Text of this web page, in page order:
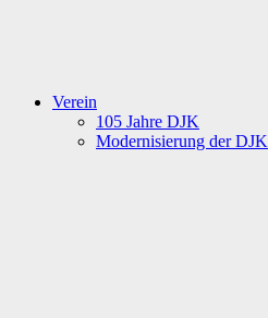
Verein
105 Jahre DJK
Modernisierung der DJK